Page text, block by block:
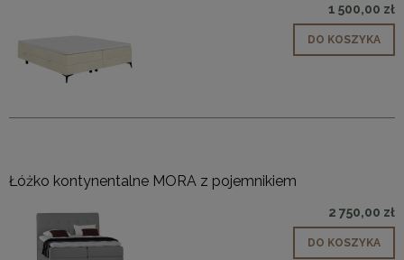
1 500,00 zł
DO KOSZYKA
Łóżko kontynentalne MORA z pojemnikiem
2 750,00 zł
DO KOSZYKA